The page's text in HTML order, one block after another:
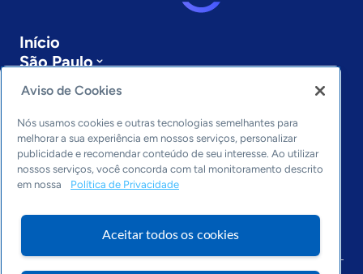
Início
São Paulo
Sobre a ASN
Últimas notícias
Entre em contato
Editorias
Economia & Política
Inovação & Tecnologia
Cultura empreendedora
Arquivo
Aviso de Cookies
Nós usamos cookies e outras tecnologias semelhantes para
melhorar a sua experiência em nossos serviços, personalizar
publicidade e recomendar conteúdo de seu interesse. Ao utilizar
nossos serviços, você concorda com tal monitoramento descrito
em nossa
Política de Privacidade
Aceitar todos os cookies